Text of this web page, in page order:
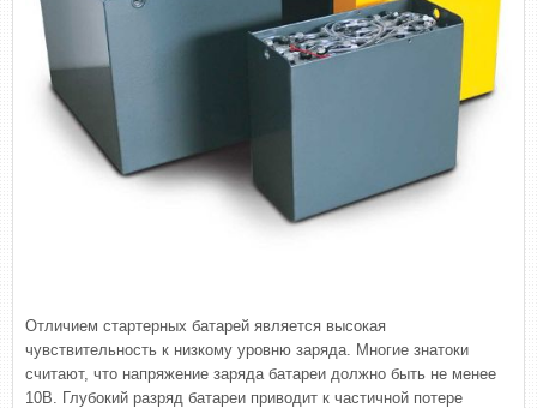
Отличием стартерных батарей является высокая
чувствительность к низкому уровню заряда. Многие знатоки
считают, что напряжение заряда батареи должно быть не менее
10В. Глубокий разряд батареи приводит к частичной потере